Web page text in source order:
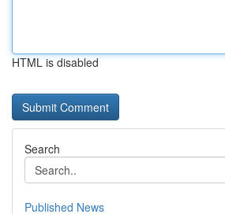
HTML is disabled
Search
Published News